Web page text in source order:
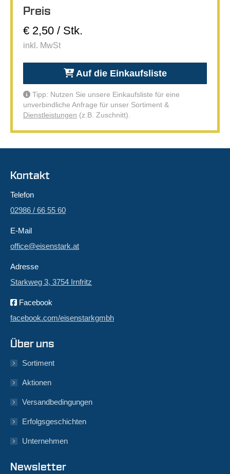
Preis
€ 2,50 / Stk.
inkl. MwSt
Auf die Einkaufsliste
Tipp: Nutzen Sie unsere Einkaufsliste für eine
unverbindliche Anfrage für unser Sortiment &
Dienstleistungen (z.B. Zuschnitt).
Kontakt
Telefon
02986 / 66 55 60
E-Mail
office@eisenstark.at
Adresse
Starkweg 3, 3754 Irnfritz
Facebook
facebook.com/eisenstarkgmbh
Über uns
Sortiment
Aktionen
Versandbedingungen
Erfolgsgeschichten
Unternehmen
Newsletter